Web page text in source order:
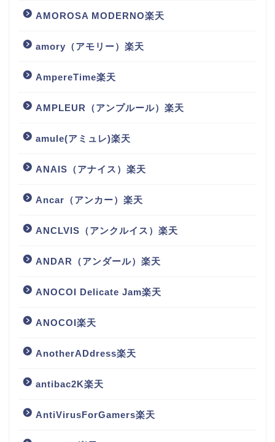
AMOROSA MODERNO楽天
amory（アモリー）楽天
AmpereTime楽天
AMPLEUR（アンプルール）楽天
amule(アミュレ)楽天
ANAIS（アナイス）楽天
Ancar（アンカー）楽天
ANCLVIS（アンクルイス）楽天
ANDAR（アンダール）楽天
ANOCOI Delicate Jam楽天
ANOCOI楽天
AnotherADdress楽天
antibac2K楽天
AntiVirusForGamers楽天